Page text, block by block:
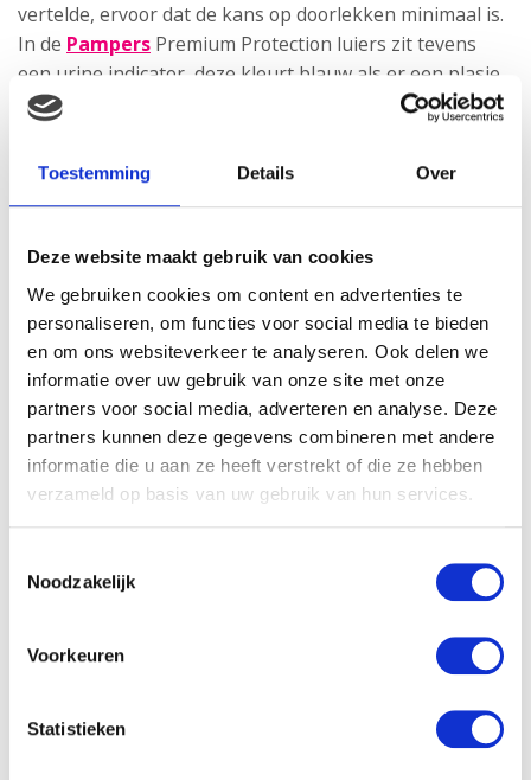
Toestemming Details Over
Deze website maakt gebruik van cookies
We gebruiken cookies om content en advertenties te
personaliseren, om functies voor social media te bieden
en om ons websiteverkeer te analyseren. Ook delen we
informatie over uw gebruik van onze site met onze
partners voor social media, adverteren en analyse. Deze
partners kunnen deze gegevens combineren met andere
informatie die u aan ze heeft verstrekt of die ze hebben
verzameld op basis van uw gebruik van hun services.
Noodzakelijk
Voorkeuren
Statistieken
vertelde, ervoor dat de kans op doorlekken minimaal is.
In de Pampers Premium Protection luiers zit tevens
een urine indicator, deze kleurt blauw als er een plasje
in zit! Handy handy!
Ik heb altijd een hydrofiele doek/luier mee voor
verschillende doeleinden. Gebruik het als spuugdoekje,